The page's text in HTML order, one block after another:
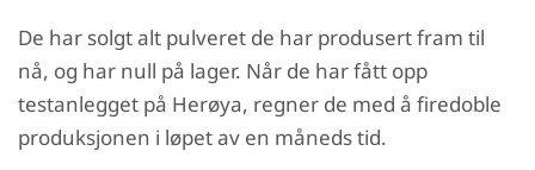
De har solgt alt pulveret de har produsert fram til
nå, og har null på lager. Når de har fått opp
testanlegget på Herøya, regner de med å firedoble
produksjonen i løpet av en måneds tid.